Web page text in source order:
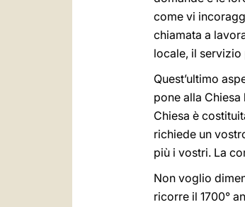
come vi
chiamata a
locale, il
Quest’ultimo
pone alla
Chiesa è
richiede un
più i vostri. La
Non voglio
ricorre il 1700°